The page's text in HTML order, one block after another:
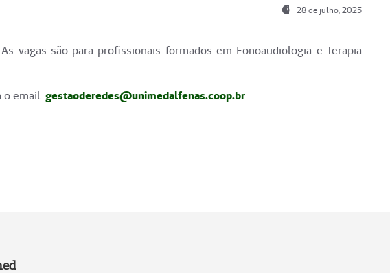
28 de julho, 2025
vagas são para profissionais formados em Fonoaudiologia e Terapia
o email:gestaoderedes@unimedalfenas.coop.br